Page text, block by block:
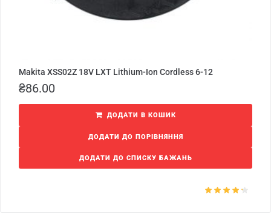
Makita XSS02Z 18V LXT Lithium-Ion Cordless 6-12
₴86.00
ДОДАТИ В КОШИК
ДОДАТИ ДО ПОРІВНЯННЯ
ДОДАТИ ДО СПИСКУ БАЖАНЬ